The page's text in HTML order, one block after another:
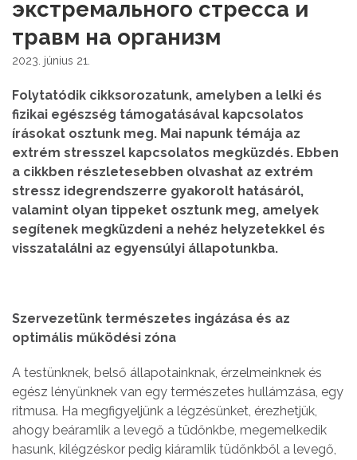
экстремального стресса и
травм на организм
2023. június 21.
Folytatódik cikksorozatunk, amelyben a lelki és
fizikai egészség támogatásával kapcsolatos
írásokat osztunk meg. Mai napunk témája az
extrém stresszel kapcsolatos megküzdés. Ebben
a cikkben részletesebben olvashat az extrém
stressz idegrendszerre gyakorolt hatásáról,
valamint olyan tippeket osztunk meg, amelyek
segítenek megküzdeni a nehéz helyzetekkel és
visszatalálni az egyensúlyi állapotunkba.
Szervezetünk természetes ingázása és az
optimális működési zóna
A testünknek, belső állapotainknak, érzelmeinknek és
egész lényünknek van egy természetes hullámzása, egy
ritmusa. Ha megfigyeljünk a légzésünket, érezhetjük,
ahogy beáramlik a levegő a tüdőnkbe, megemelkedik
hasunk, kilégzéskor pedig kiáramlik tüdőnkből a levegő,